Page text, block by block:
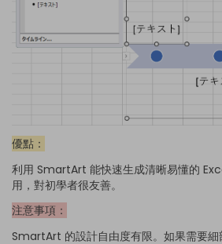
優點：
利用 SmartArt 能快速生成清晰易懂的
用，對初學者很友善。
注意事項：
SmartArt 的設計自由度有限。如果需要細